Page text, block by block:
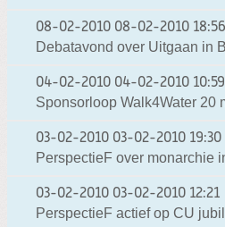
08-02-2010 08-02-2010 18:56
Debatavond over Uitgaan in
04-02-2010 04-02-2010 10:59
Sponsorloop Walk4Water 20
03-02-2010 03-02-2010 19:30
PerspectieF over monarchie
03-02-2010 03-02-2010 12:21
PerspectieF actief op CU